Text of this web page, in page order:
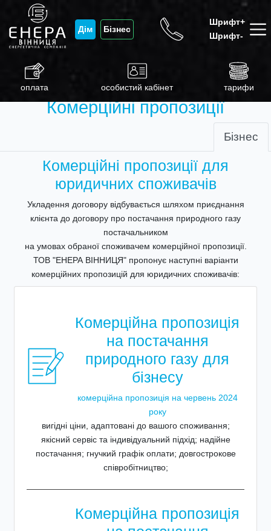
Дім Бізнес
Шрифт+
Шрифт-
оплата особистий кабінет тарифи
Комерційні пропозиції
Бізнес
Комерційні пропозиції для
юридичних споживачів
Укладення договору відбувається шляхом приєднання
клієнта до договору про постачання природного газу
постачальником
на умовах обраної споживачем комерційної пропозиції.
ТОВ "ЕНЕРА ВІННИЦЯ" пропонує наступні варіанти
комерційних пропозицій для юридичних споживачів:
Комерційна пропозиція
на постачання
природного газу для
бізнесу
комерційна пропозиція на червень 2024
року
вигідні ціни, адаптовані до вашого споживання;
якісний сервіс та індивідуальний підхід; надійне
постачання; гнучкий графік оплати; довгострокове
співробітництво;
Комерційна пропозиція